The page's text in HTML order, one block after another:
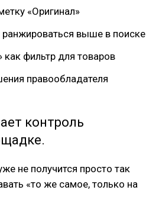
«Оригинал»
ранжироваться выше в поиске
как фильтр для товаров
правообладателя
контроль
не получится просто так
«то же самое, только на